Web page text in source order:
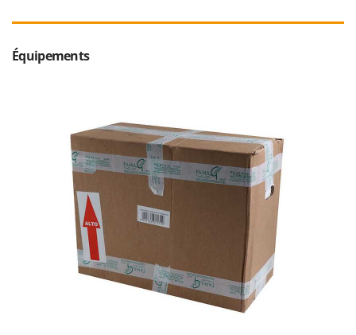
Tineco
Tre Spade
Trev - Abrek - TecnoVIR
Trotec
Troy-Bilt
Équipements